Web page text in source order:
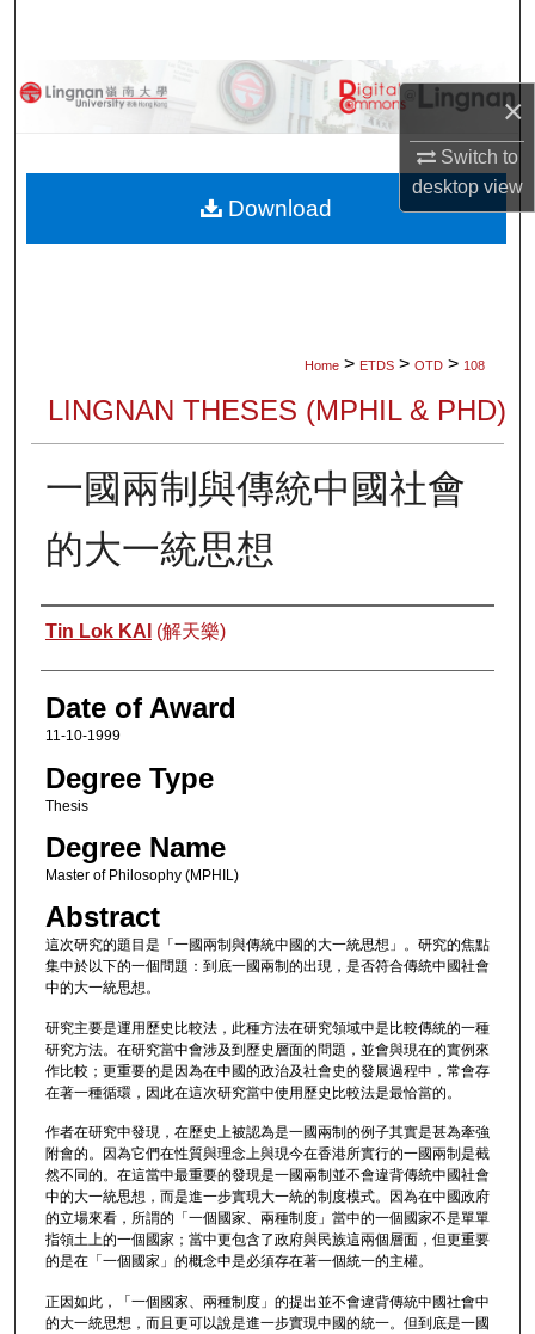
×
Switch to
desktopview
Browse Collections
About
Home > ETDS > OTD > 108
LINGNAN THESES (MPHIL & PHD)
一國兩制與傳統中國社會
的大一統思想
Author
Tin Lok KAI (解天樂)
Date of Award
11-10-1999
Degree Type
Thesis
Degree Name
Master of Philosophy (MPHIL)
Abstract
這次研究的題目是「一國兩制與傳統中國的大一統思想」。研究的焦點
集中於以下的一個問題：到底一國兩制的出現，是否符合傳統中國社會
中的大一統思想。
研究主要是運用歷史比較法，此種方法在研究領域中是比較傳統的一種
研究方法。在研究當中會涉及到歷史層面的問題，並會與現在的實例來
作比較；更重要的是因為在中國的政治及社會史的發展過程中，常會存
在著一種循環，因此在這次研究當中使用歷史比較法是最恰當的。
作者在研究中發現，在歷史上被認為是一國兩制的例子其實是甚為牽強
附會的。因為它們在性質與理念上與現今在香港所實行的一國兩制是截
然不同的。在這當中最重要的發現是一國兩制並不會違背傳統中國社會
中的大一統思想，而是進一步實現大一統的制度模式。因為在中國政府
的立場來看，所謂的「一個國家、兩種制度」當中的一個國家不是單單
指領土上的一個國家；當中更包含了政府與民族這兩個層面，但更重要
的是在「一個國家」的概念中是必須存在著一個統一的主權。
正因如此，「一個國家、兩種制度」的提出並不會違背傳統中國社會中
的大一統思想，而且更可以說是進一步實現中國的統一。但到底是一國
Download